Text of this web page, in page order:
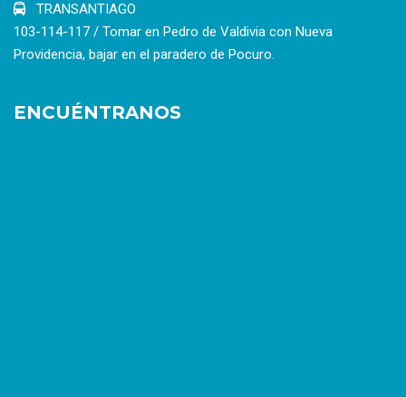
TRANSANTIAGO
103-114-117 / Tomar en Pedro de Valdivia con Nueva
Providencia, bajar en el paradero de Pocuro.
ENCUÉNTRANOS